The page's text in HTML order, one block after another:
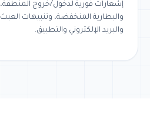
إشعارات فورية لدخول/خروج
والبطارية المنخفضة، وتنبيهات
والبريد الإلكتروني والتطبيق.